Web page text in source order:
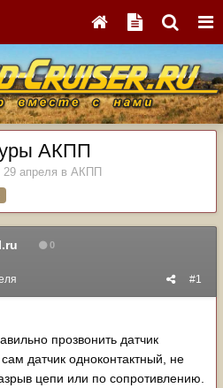
АКПП
29 апреля в АКПП
0
#1
прозвонить датчик
датчик одноконтактный, не
цепи или по сопротивлению.